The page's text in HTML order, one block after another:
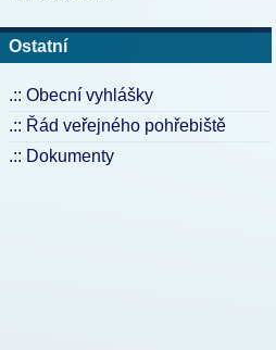
Ostatní
.:: Obecní vyhlášky
.:: Řád veřejného pohřebiště
.:: Dokumenty